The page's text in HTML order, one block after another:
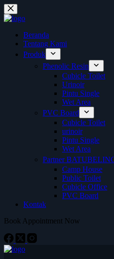
Skip
to
content
Beranda
Tentang Kami
Produk
Phenolic Resin
Cubicle Toilet
Urinoir
Pintu Single
Wet Area
PVC Board
Cubicle Toilet
urinoir
Pintu Single
Wet Area
Partner
Camp House
Public Toilet
Cubicle Office
PVC Board
Kontak
Book Appointment Now